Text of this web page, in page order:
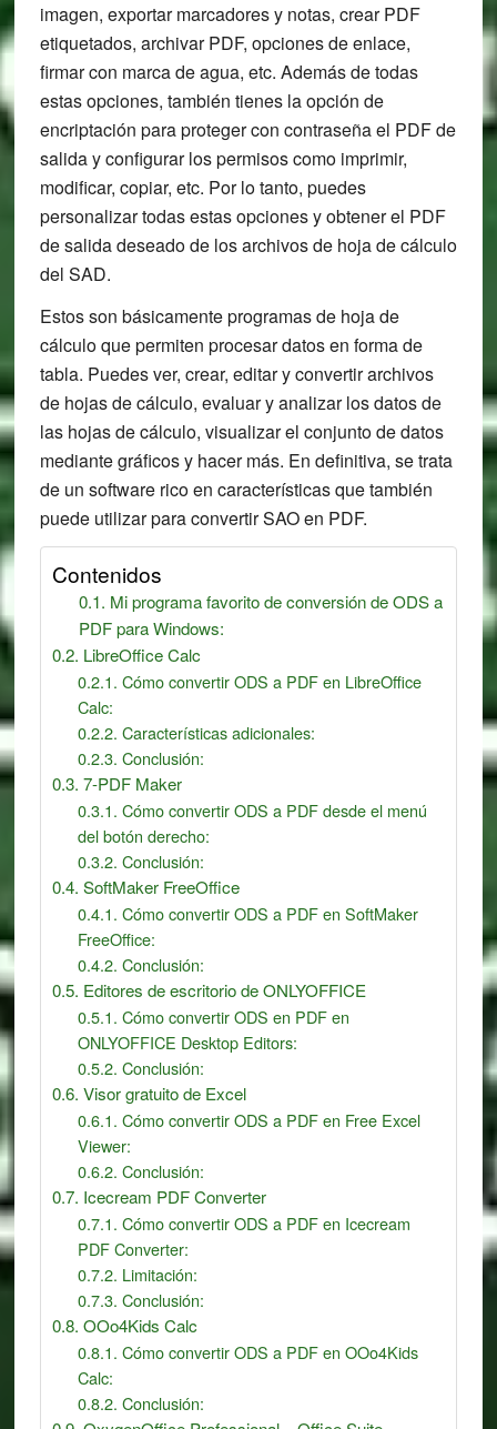
imagen, exportar marcadores y notas, crear PDF
etiquetados, archivar PDF, opciones de enlace,
firmar con marca de agua, etc. Además de todas
estas opciones, también tienes la opción de
encriptación para proteger con contraseña el PDF de
salida y configurar los permisos como imprimir,
modificar, copiar, etc. Por lo tanto, puedes
personalizar todas estas opciones y obtener el PDF
de salida deseado de los archivos de hoja de cálculo
del SAD.
Estos son básicamente programas de hoja de
cálculo que permiten procesar datos en forma de
tabla. Puedes ver, crear, editar y convertir archivos
de hojas de cálculo, evaluar y analizar los datos de
las hojas de cálculo, visualizar el conjunto de datos
mediante gráficos y hacer más. En definitiva, se trata
de un software rico en características que también
puede utilizar para convertir SAO en PDF.
Contenidos
Mi programa favorito de conversión de ODS a
PDF para Windows:
LibreOffice Calc
Cómo convertir ODS a PDF en LibreOffice
Calc:
Características adicionales:
Conclusión:
7-PDF Maker
Cómo convertir ODS a PDF desde el menú
del botón derecho:
Conclusión:
SoftMaker FreeOffice
Cómo convertir ODS a PDF en SoftMaker
FreeOffice:
Conclusión:
Editores de escritorio de ONLYOFFICE
Cómo convertir ODS en PDF en
ONLYOFFICE Desktop Editors:
Conclusión:
Visor gratuito de Excel
Cómo convertir ODS a PDF en Free Excel
Viewer:
Conclusión:
Icecream PDF Converter
Cómo convertir ODS a PDF en Icecream
PDF Converter:
Limitación:
Conclusión:
OOo4Kids Calc
Cómo convertir ODS a PDF en OOo4Kids
Calc:
Conclusión: